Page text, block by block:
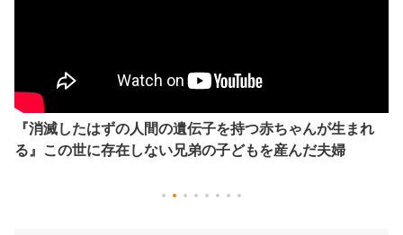
『消滅したはずの人間の遺伝子を持つ赤ちゃんが生まれ
る』この世に存在しない兄弟の子どもを産んだ夫婦